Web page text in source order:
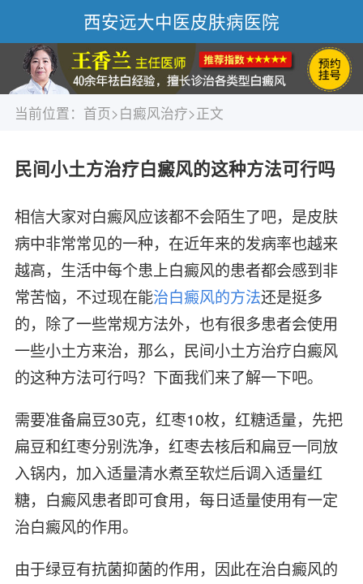
西安远大中医皮肤病医院
当前位置： 首页>白癜风治疗>正文
民间小土方治疗白癜风的这种方法可行吗
相信大家对白癜风应该都不会陌生了吧，是皮肤
病中非常常见的一种，在近年来的发病率也越来
越高，生活中每个患上白癜风的患者都会感到非
常苦恼，不过现在能治白癜风的方法还是挺多
的，除了一些常规方法外，也有很多患者会使用
一些小土方来治，那么，民间小土方治疗白癜风
的这种方法可行吗？下面我们来了解一下吧。
需要准备扁豆30克，红枣10枚，红糖适量，先把
扁豆和红枣分别洗净，红枣去核后和扁豆一同放
入锅内，加入适量清水煮至软烂后调入适量红
糖，白癜风患者即可食用，每日适量使用有一定
治白癜风的作用。
由于绿豆有抗菌抑菌的作用，因此在治白癜风的